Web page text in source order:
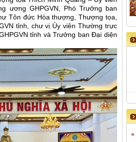
ương GHPGVN, Phó Trưởng ban
Tôn đức Hòa thượng, Thượng tọa,
tỉnh, chư vị Ủy viên Thường trực
tỉnh và Trưởng ban Đại diện